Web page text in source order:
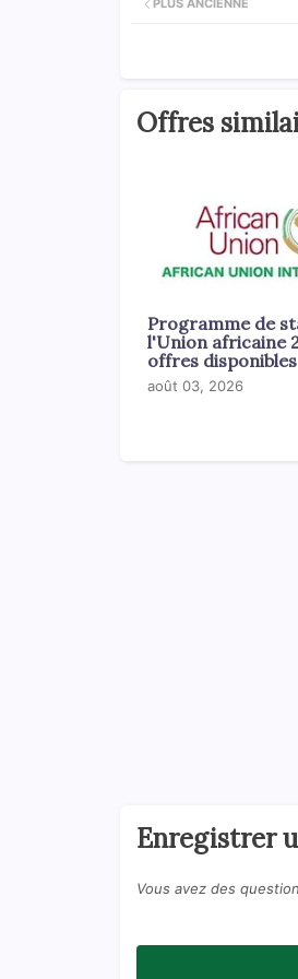
PLUS ANCIENNE
Offres
Programme de
l'Union africaine
offres disponibles
août 03, 2026
Enregistrer
Vous avez des